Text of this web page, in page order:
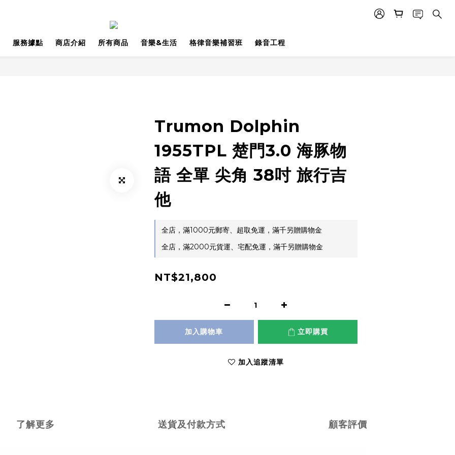
服務據點 商店介紹 所有商品 音樂&生活 格律音樂補習班 錄音工程
Trumon Dolphin
1955TPL 楚門3.0 海豚物
語 全單 尖角 38吋 旅行吉
他
全店，滿1000元郵寄、超取免運，滿千另贈購物金
全店，滿2000元貨運、宅配免運，滿千另贈購物金
NT$21,800
加入購物車 立即購買
加入追蹤清單
了解更多 送貨及付款方式 顧客評價